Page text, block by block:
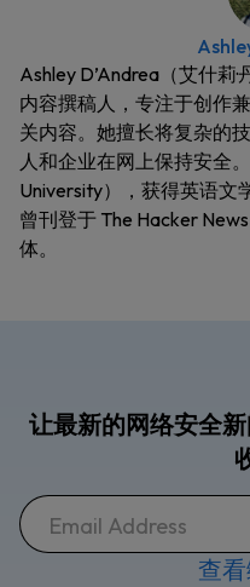
Ashley D’Andrea（艾什莉
内容撰稿人，专注于创作
关内容。她擅长将复杂的
人和企业在网上保持安全
University），获得英语文
曾刊登于 The Hacker
体。
让最新的网络安全
查